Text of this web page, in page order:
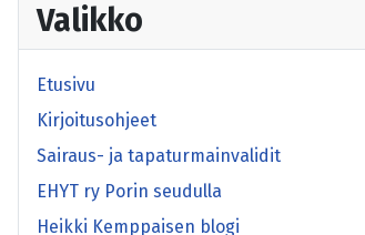
Valikko
Etusivu
Kirjoitusohjeet
Sairaus- ja tapaturmainvalidit
EHYT ry Porin seudulla
Heikki Kemppaisen blogi